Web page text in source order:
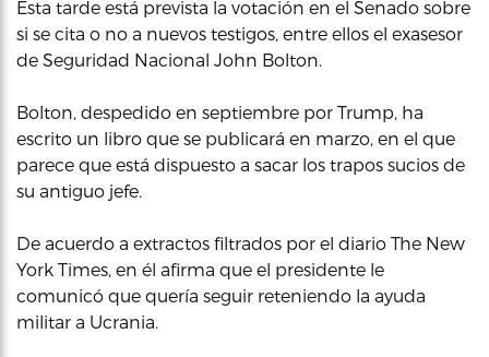
Esta tarde está prevista la votación en el Senado sobre
si se cita o no a nuevos testigos, entre ellos el exasesor
de Seguridad Nacional John Bolton.
Bolton, despedido en septiembre por Trump, ha
escrito un libro que se publicará en marzo, en el que
parece que está dispuesto a sacar los trapos sucios de
su antiguo jefe.
De acuerdo a extractos filtrados por el diario The New
York Times, en él afirma que el presidente le
comunicó que quería seguir reteniendo la ayuda
militar a Ucrania.